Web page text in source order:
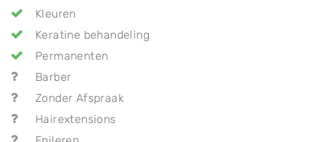
Kleuren
Keratine behandeling
Permanenten
Barber
Zonder Afspraak
Hairextensions